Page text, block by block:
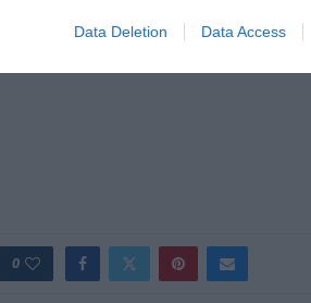
Data Deletion Data Access
0